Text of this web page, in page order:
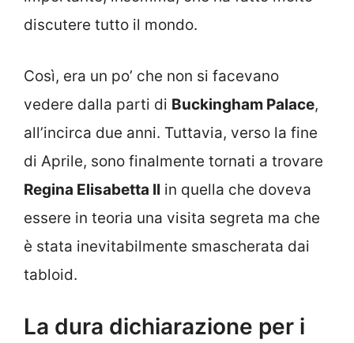
discutere tutto il mondo.
Così, era un po’ che non si facevano
vedere dalla parti di Buckingham Palace,
all’incirca due anni. Tuttavia, verso la fine
di Aprile, sono finalmente tornati a trovare
Regina Elisabetta II in quella che doveva
essere in teoria una visita segreta ma che
è stata inevitabilmente smascherata dai
tabloid.
La dura dichiarazione per i